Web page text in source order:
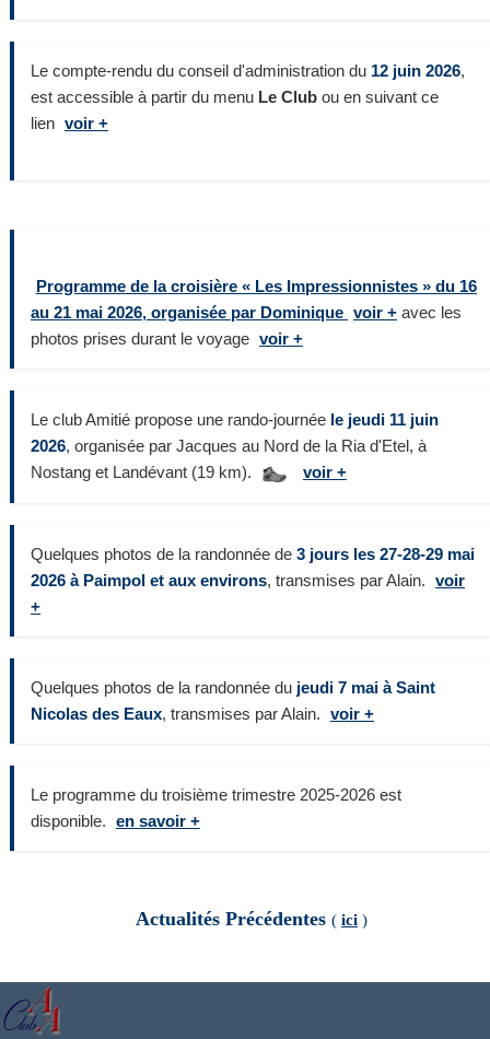
Le compte-rendu du conseil d'administration du 12 juin 2026,
est accessible à partir du menu Le Club ou en suivant ce
lien voir +
Programme de la croisière « Les Impressionnistes » du 16
au 21 mai 2026, organisée par Dominique voir + avec les
photos prises durant le voyage voir +
Le club Amitié propose une rando-journée le jeudi 11 juin
2026, organisée par Jacques au Nord de la Ria d'Etel, à
Nostang et Landévant (19 km).
voir +
Quelques photos de la randonnée de 3 jours les 27-28-29 mai
2026 à Paimpol et aux environs, transmises par Alain. voir
+
Quelques photos de la randonnée du jeudi 7 mai à Saint
Nicolas des Eaux, transmises par Alain. voir +
Le programme du troisième trimestre 2025-2026 est
disponible. en savoir +
Actualités Précédentes ( ici )